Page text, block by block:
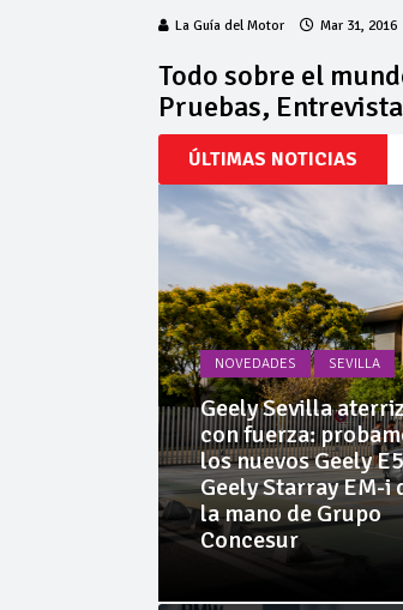
La Guía del Motor Mar 31, 2016
Todo sobre el
Pruebas,
ÚLTIMAS NOTICIAS
NOVEDADES SEVILLA
Geely Sevilla
con fuerza:
los nuevos Geely
Geely Starray EM-i
la mano de Grupo
Concesur